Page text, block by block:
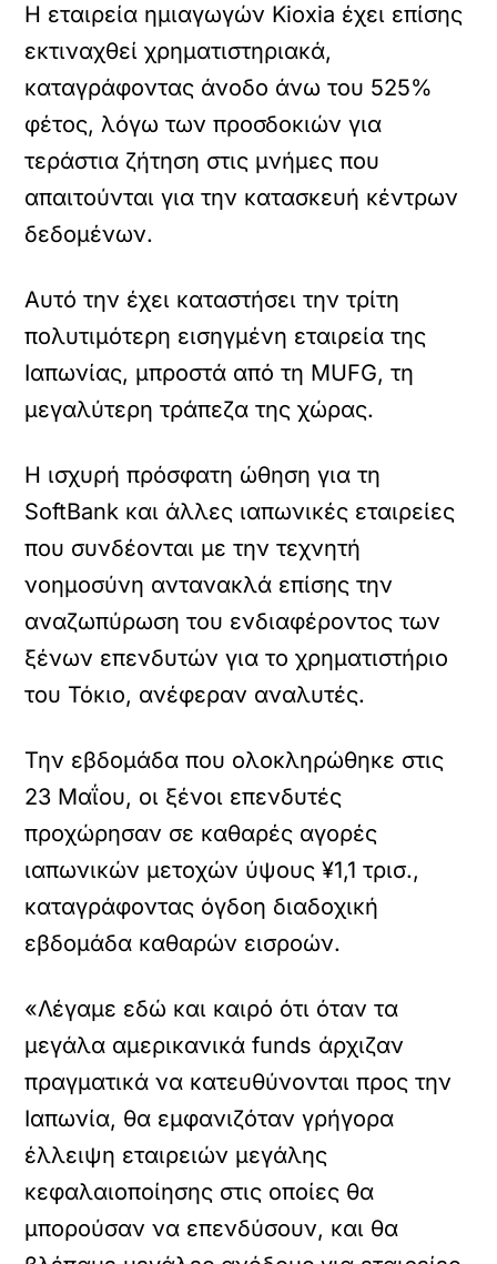
Η εταιρεία ημιαγωγών Kioxia έχει επίσης
εκτιναχθεί χρηματιστηριακά,
καταγράφοντας άνοδο άνω του 525%
φέτος, λόγω των προσδοκιών για
τεράστια ζήτηση στις μνήμες που
απαιτούνται για την κατασκευή κέντρων
δεδομένων.
Αυτό την έχει καταστήσει την τρίτη
πολυτιμότερη εισηγμένη εταιρεία της
Ιαπωνίας, μπροστά από τη MUFG, τη
μεγαλύτερη τράπεζα της χώρας.
Η ισχυρή πρόσφατη ώθηση για τη
SoftBank και άλλες ιαπωνικές εταιρείες
που συνδέονται με την τεχνητή
νοημοσύνη αντανακλά επίσης την
αναζωπύρωση του ενδιαφέροντος των
ξένων επενδυτών για το χρηματιστήριο
του Τόκιο, ανέφεραν αναλυτές.
Την εβδομάδα που ολοκληρώθηκε στις
23 Μαΐου, οι ξένοι επενδυτές
προχώρησαν σε καθαρές αγορές
ιαπωνικών μετοχών ύψους ¥1,1 τρισ.,
καταγράφοντας όγδοη διαδοχική
εβδομάδα καθαρών εισροών.
«Λέγαμε εδώ και καιρό ότι όταν τα
μεγάλα αμερικανικά funds άρχιζαν
πραγματικά να κατευθύνονται προς την
Ιαπωνία, θα εμφανιζόταν γρήγορα
έλλειψη εταιρειών μεγάλης
κεφαλαιοποίησης στις οποίες θα
μπορούσαν να επενδύσουν, και θα